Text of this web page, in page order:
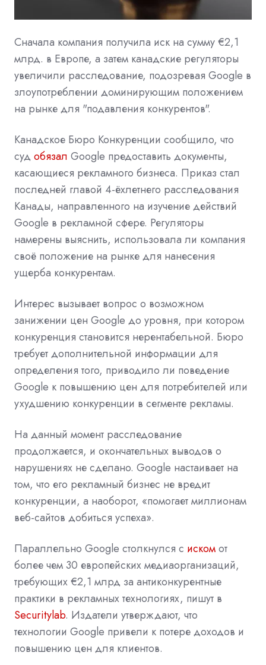
Сначала компания получила иск на сумму €2,1
млрд. в Европе, а затем канадские регуляторы
увеличили расследование, подозревая Google в
злоупотреблении доминирующим положением
на рынке для "подавления конкурентов".
Канадское Бюро Конкуренции сообщило, что
суд обязал Google предоставить документы,
касающиеся рекламного бизнеса. Приказ стал
последней главой 4-ёхлетнего расследования
Канады, направленного на изучение действий
Google в рекламной сфере. Регуляторы
намерены выяснить, использовала ли компания
своё положение на рынке для нанесения
ущерба конкурентам.
Интерес вызывает вопрос о возможном
занижении цен Google до уровня, при котором
конкуренция становится нерентабельной. Бюро
требует дополнительной информации для
определения того, приводило ли поведение
Google к повышению цен для потребителей или
ухудшению конкуренции в сегменте рекламы.
На данный момент расследование
продолжается, и окончательных выводов о
нарушениях не сделано. Google настаивает на
том, что его рекламный бизнес не вредит
конкуренции, а наоборот, «помогает миллионам
веб-сайтов добиться успеха».
Параллельно Google столкнулся с искомот
более чем 30 европейских медиаорганизаций,
требующих €2,1 млрд за антиконкурентные
практики в рекламных технологиях, пишут в
Securitylab. Издатели утверждают, что
технологии Google привели к потере доходов и
повышению цен для клиентов.